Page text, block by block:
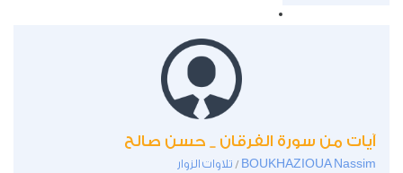
آيات من سورة الفرقان _ حسن صالح
BOUKHAZIOUA Nassim
/ تلاوات الزوار